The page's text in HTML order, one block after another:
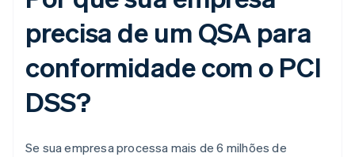
precisa de um QSA para
conformidade com o PCI
DSS?
Se sua empresa processa mais de 6 milhões de